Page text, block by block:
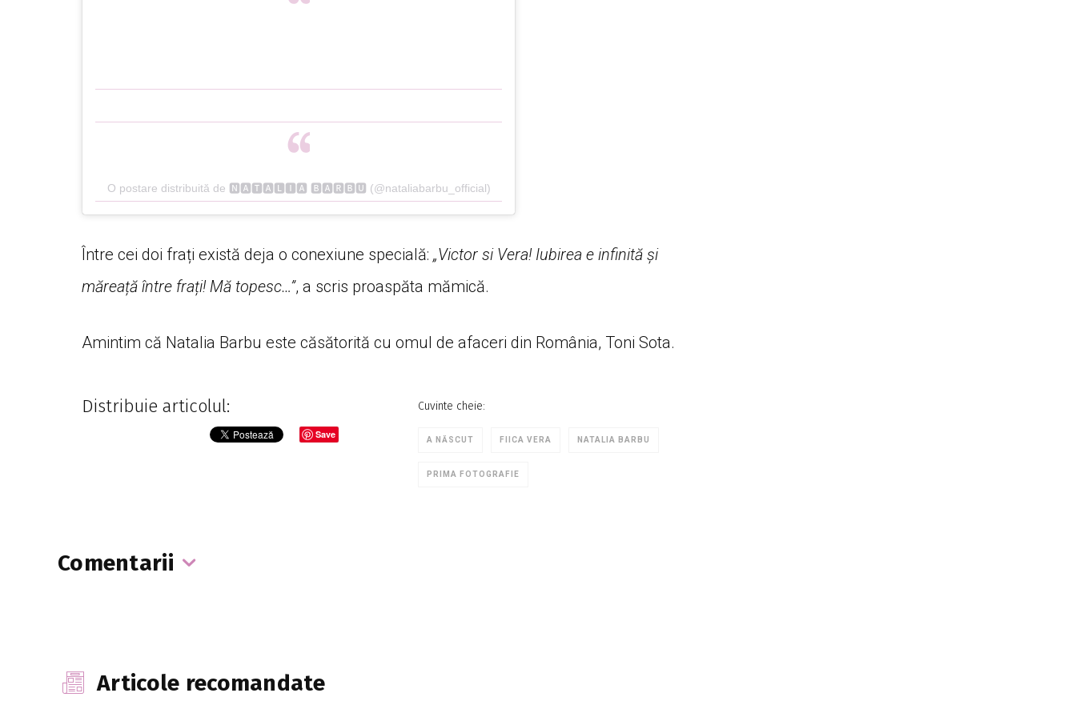
O postare distribuită de 🅽🅰🆃🅰🅻🅸🅰 🅱🅰🆁🅱🆄 (@nataliabarbu_official)
Între cei doi frați există deja o conexiune specială: „Victor si Vera! Iubirea e infinită și
măreață între frați! Mă topesc…”, a scris proaspăta mămică.
Amintim că Natalia Barbu este căsătorită cu omul de afaceri din România, Toni Sota.
Distribuie articolul:
Save
Cuvinte cheie:
A NĂSCUT FIICA VERA NATALIA BARBU
PRIMA FOTOGRAFIE
Comentarii
Articole recomandate